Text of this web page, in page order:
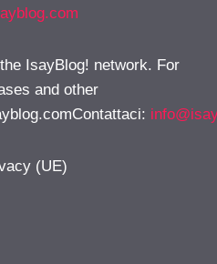
IsayBlog! network. For
and other
:
(UE)